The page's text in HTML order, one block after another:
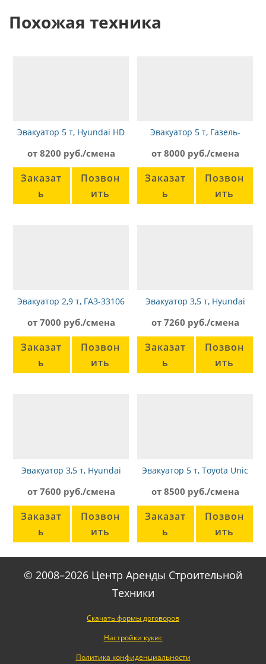
Похожая техника
Эвакуатор 5 т, Hyundai HD
от 8200 руб./смена
Заказат
ь
Позвон
ить
Эвакуатор 5 т, Газель-
от 8000 руб./смена
Заказат
ь
Позвон
ить
Эвакуатор 2,9 т, ГАЗ-33106
от 7000 руб./смена
Заказат
ь
Позвон
ить
Эвакуатор 3,5 т, Hyundai
от 7260 руб./смена
Заказат
ь
Позвон
ить
Эвакуатор 3,5 т, Hyundai
от 7600 руб./смена
Заказат
ь
Позвон
ить
Эвакуатор 5 т, Toyota Unic
от 8500 руб./смена
Заказат
ь
Позвон
ить
© 2008–2026 Центр Аренды Строительной
Техники
Скачать формы договоров
Настройки кукис
Политика конфиденциальности